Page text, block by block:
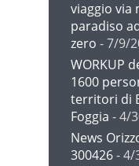
viaggio via
paradiso
zero - 7/9/
WORKUP
1600
territori di
Foggia - 4/
News
300426- 4/